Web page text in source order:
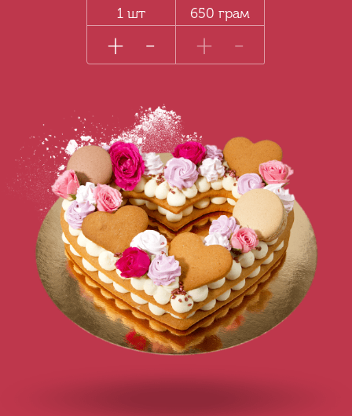
1 шт
+ -
650 грам
+ -